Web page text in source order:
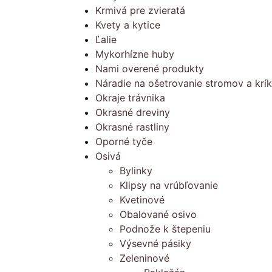
Krmivá pre zvieratá
Kvety a kytice
Ľalie
Mykorhízne huby
Nami overené produkty
Náradie na ošetrovanie stromov a
Okraje trávnika
Okrasné dreviny
Okrasné rastliny
Oporné tyče
Osivá
Bylinky
Klipsy na vrúbľovanie
Kvetinové
Obalované osivo
Podnože k štepeniu
Výsevné pásiky
Zeleninové